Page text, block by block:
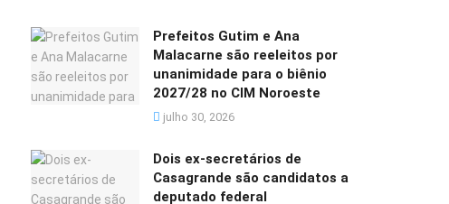
Prefeitos Gutim e Ana
Malacarne são reeleitos por
unanimidade para o biênio
2027/28 no CIM Noroeste
julho 30, 2026
Dois ex-secretários de
Casagrande são candidatos a
deputado federal